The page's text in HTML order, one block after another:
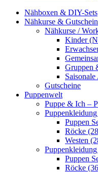
Nähboxen & DIY-Sets
Nähkurse &
Nähkurse /
Kinder
Gruppen
Gutscheine
Puppenwelt
Puppe & Ich –
Puppen
Röcke
Westen
Puppen
Röcke